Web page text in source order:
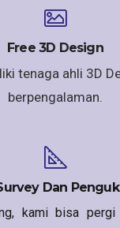
Free 3D Design
tenaga ahli 3D
berpengalaman.
Dan
kami bisa